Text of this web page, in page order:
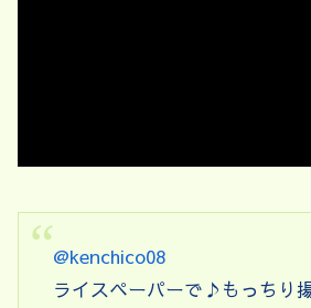
@kenchico08
ライスペーパーで♪もっちり